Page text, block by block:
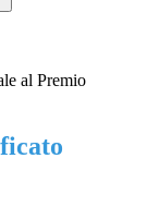
al Premio